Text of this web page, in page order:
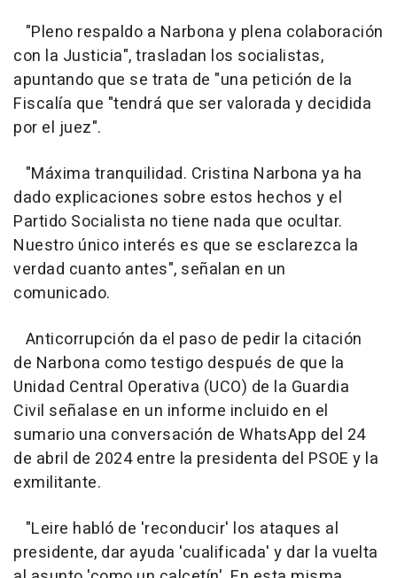
"Pleno respaldo a Narbona y plena colaboración
con la Justicia", trasladan los socialistas,
apuntando que se trata de "una petición de la
Fiscalía que "tendrá que ser valorada y decidida
por el juez".
"Máxima tranquilidad. Cristina Narbona ya ha
dado explicaciones sobre estos hechos y el
Partido Socialista no tiene nada que ocultar.
Nuestro único interés es que se esclarezca la
verdad cuanto antes", señalan en un
comunicado.
Anticorrupción da el paso de pedir la citación
de Narbona como testigo después de que la
Unidad Central Operativa (UCO) de la Guardia
Civil señalase en un informe incluido en el
sumario una conversación de WhatsApp del 24
de abril de 2024 entre la presidenta del PSOE y la
exmilitante.
"Leire habló de 'reconducir' los ataques al
presidente, dar ayuda 'cualificada' y dar la vuelta